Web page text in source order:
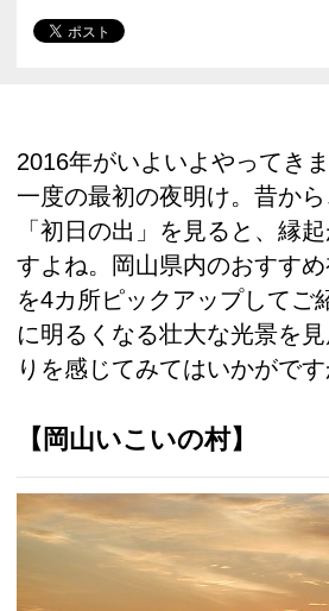
2016年がいよいよやってき
一度の最初の夜明け。昔か
「初日の出」を見ると、縁
すよね。岡山県内のおすす
を4カ所ピックアップしてご
に明るくなる壮大な光景を
りを感じてみてはいかがです
【岡山いこいの村】